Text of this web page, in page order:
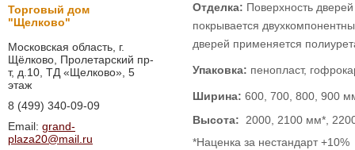
Торговый дом
"Щелково"
Московская область, г.
Щёлково, Пролетарский пр-
т, д.10, ТД «Щелково», 5
этаж
8 (499) 340-09-09
Email: grand-
plaza20@mail.ru
Отделка: Поверхность дв
покрывается
дверей применяется
Упаковка: пенопласт,
Ширина: 600, 700, 800, 900
Высота: 2000, 2100 мм*,
*Наценка за нестандарт +10%